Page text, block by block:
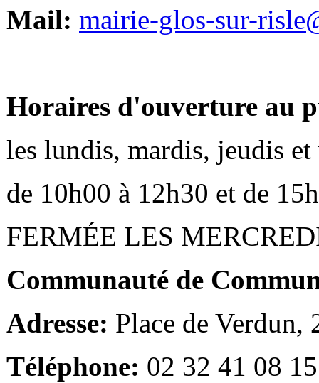
Mail: mairie-glos-sur-
Horaires d'ouverture au
les lundis, mardis, jeudis et
de 10h00 à 12h30 et de
FERMÉE LES
Communauté de
Adresse: Place de Verdun,
Téléphone: 02 32 41 08 15